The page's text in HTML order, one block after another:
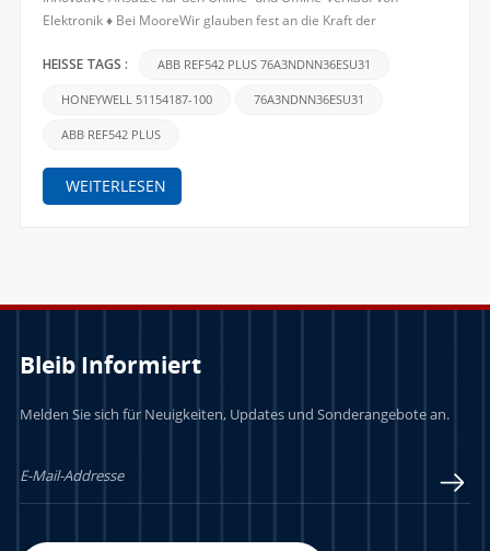
Elektronik ♦ Bei MooreWir glauben fest an die Kraft der
Forschung und Entwicklung, um sicherzustellen, dass unsere
HEISSE TAGS : ABB REF542 PLUS 76A3NDNN36ESU31
HONEYWELL 51154187-100 76A3NDNN36ESU31
ABB REF542 PLUS
WEITERLESEN
Bleib Informiert
Melden Sie sich für Neuigkeiten, Updates und Sonderangebote an.